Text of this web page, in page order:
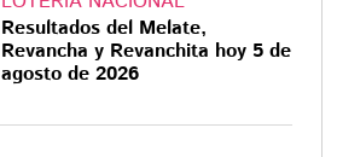
Resultados del Melate,
Revancha y Revanchita hoy 5 de
agosto de 2026